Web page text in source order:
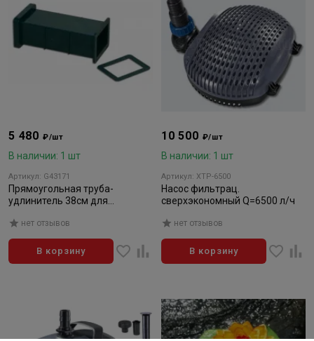
5 480 ₽/шт
В наличии: 1 шт
Артикул: G43171
Прямоугольная труба-
удлинитель 38см для
нет отзывов
В корзину
10 500 ₽/шт
В наличии: 1 шт
Артикул: XTP-6500
Насос фильтрац.
сверхэкономный Q=6500 л/ч
нет отзывов
В корзину